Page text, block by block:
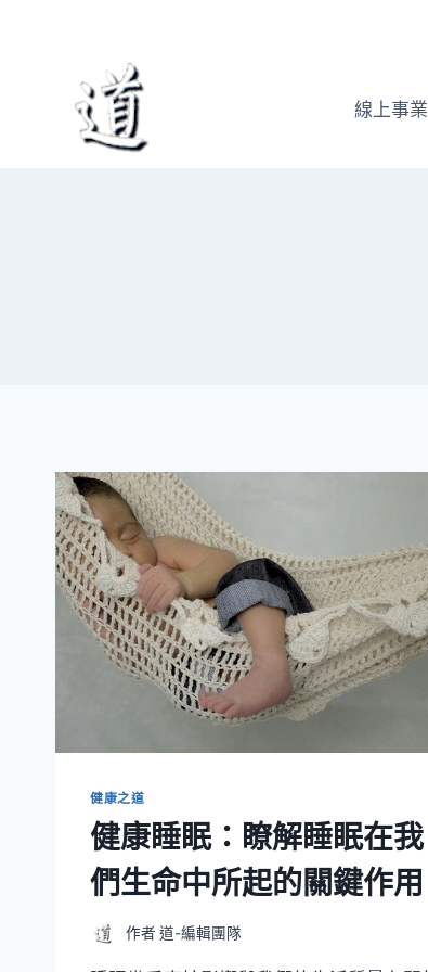
線上事業
健康之道
健康睡眠：瞭解睡眠在我
們生命中所起的關鍵作用
作者 道-編輯團隊